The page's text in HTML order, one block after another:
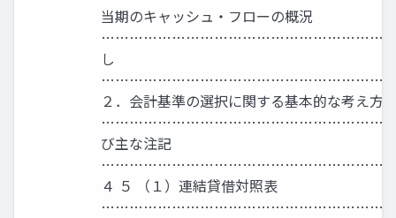
当期のキャッシュ・フローの概況
し
２．会計基準の選択に関する基本的な考え方
び主な注記
４ ５ （１）連結貸借対照表